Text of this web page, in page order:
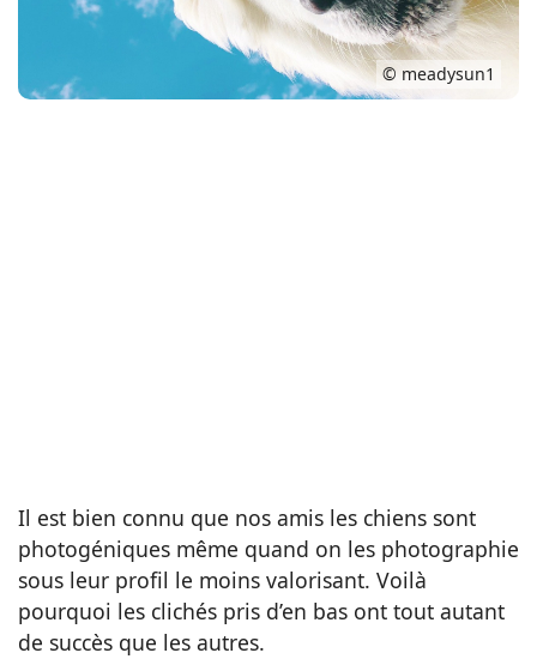
Conso
© meadysun1
Il est bien connu que nos amis les chiens sont
photogéniques même quand on les photographie
sous leur profil le moins valorisant. Voilà
pourquoi les clichés pris d’en bas ont tout autant
de succès que les autres.